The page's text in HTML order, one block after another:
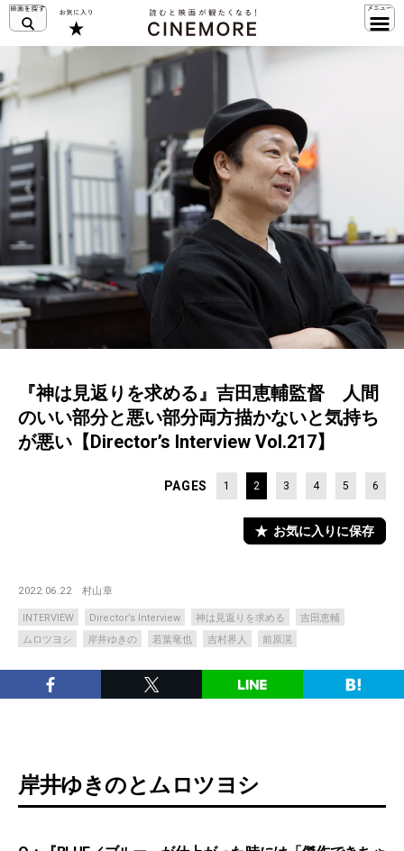
『神は見返りを求める』吉田恵輔監督 人間
のいい部分と悪い部分両方描かないと気持ち
が悪い【Director’s Interview Vol.217】
PAGES 1 2 3 4 5 6
お気に入りに保存
2022.06.22 村山章
INTERVIEW Director’s Interview 神は見返りを求める
吉田恵輔
ムロツヨシ
岸井ゆきの 若葉竜也 吉村界人 前原滉
岸井ゆきのとムロツヨシ